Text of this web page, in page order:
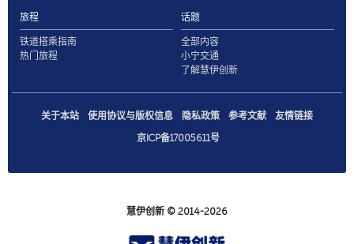
旅程
铁道搭乘指南
热门旅程
话题
全部内容
小宁交通
了解慧伊创新
关于本站 使用协议与版权信息 隐私政策 参考文献
友情链接
京ICP备17005611号
慧伊创新 © 2014-2026